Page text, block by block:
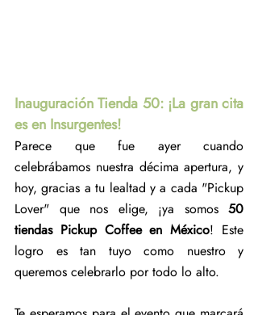
Inauguración Tienda 50: ¡La gran cita
es en Insurgentes!
Parece que fue ayer cuando
celebrábamos nuestra décima apertura, y
hoy, gracias a tu lealtad y a cada "Pickup
Lover" que nos elige, ¡ya somos 50
tiendas Pickup Coffee en México! Este
logro es tan tuyo como nuestro y
queremos celebrarlo por todo lo alto.